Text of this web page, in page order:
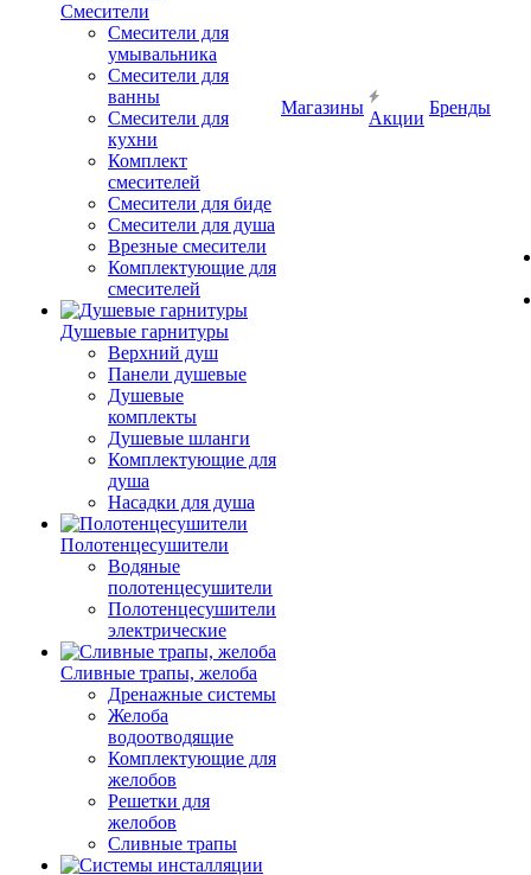
Смесители
Смесители для
умывальника
Смесители для
ванны
Смесители для
кухни
Комплект
смесителей
Смесители для биде
Смесители для душа
Врезные смесители
Комплектующие для
смесителей
Душевые гарнитуры
Верхний душ
Панели душевые
Душевые
комплекты
Душевые шланги
Комплектующие для
душа
Насадки для душа
Полотенцесушители
Водяные
полотенцесушители
Полотенцесушители
электрические
Сливные трапы, желоба
Дренажные системы
Желоба
водоотводящие
Комплектующие для
желобов
Решетки для
желобов
Сливные трапы
Магазины
Акции
Бренды